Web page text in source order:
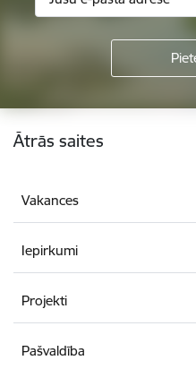
Kājene
Ātrās saites
Vakances
Iepirkumi
Projekti
Pašvaldība